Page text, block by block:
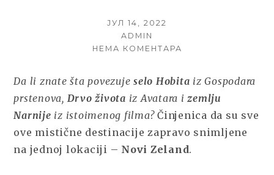
POSTED
ЈУЛ 14, 2022
AUTHOR
ADMIN
НЕМА КОМЕНТАРА
DELA
KINEMATOGRAFIJE
–
U
SVET
Da li znate šta povezujeselo Hobita iz Gospodara
prstenova, Drvo života iz Avatara izemlju
Narnije iz istoimenog filma?Činjenica da su sve
ove mistične destinacije zapravo snimljene
na jednoj lokaciji – Novi Zeland.